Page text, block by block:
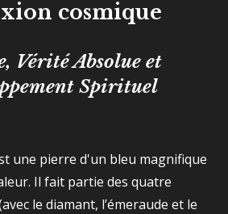
cosmique
Vérité Absolue et
Spirituel
une pierre d'un bleu magnifique
Il fait partie des quatre
le diamant, l’émeraude et le